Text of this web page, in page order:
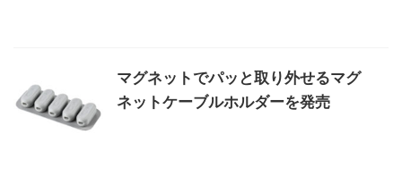
マグネットでパッと取り外せるマグ
ネットケーブルホルダーを発売